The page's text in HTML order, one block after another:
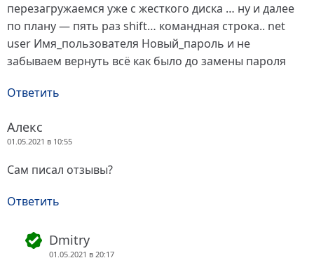
перезагружаемся уже с жесткого диска … ну и далее
по плану — пять раз shift… командная строка.. net
user Имя_пользователя Новый_пароль и не
забываем вернуть всё как было до замены пароля
Ответить
Алекс
01.05.2021 в 10:55
Сам писал отзывы?
Ответить
Dmitry
01.05.2021 в 20:17